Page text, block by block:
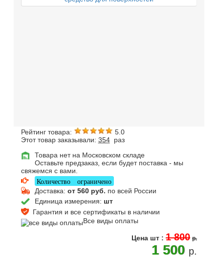
Рейтинг товара:
5.0
Этот товар заказывали: 354раз
Товара нет на Московском складе
Оставьте предзаказ, если будет поставка - мы
свяжемся с вами.
Количество ограничено
Доставка: от 560 руб. по всей России
Единица измерения: шт
Гарантия и все сертификаты в наличии
Все виды оплаты
Цена шт : 1 800 p.
1 500 p.